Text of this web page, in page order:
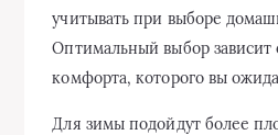
учитывать при выборе
Оптимальный выбор зависит
комфорта, которого вы
Для зимы подойдут более